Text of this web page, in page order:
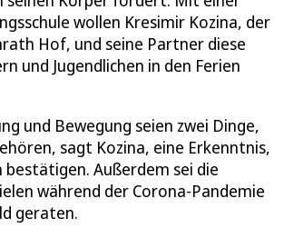
wollen Kresimir Kozina, der
Hof, und seine Partner diese
und Jugendlichen in den Ferien
und Bewegung seien zwei Dinge,
sagt Kozina, eine Erkenntnis,
bestätigen. Außerdem sei die
während der Corona-Pandemie
geraten.